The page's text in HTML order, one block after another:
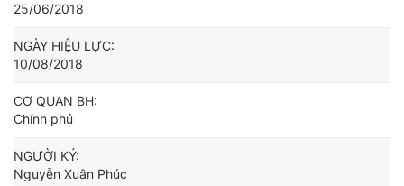
25/06/2018
NGÀY HIỆU LỰC:
10/08/2018
CƠ QUAN BH:
Chính phủ
NGƯỜI KÝ:
Nguyễn Xuân Phúc